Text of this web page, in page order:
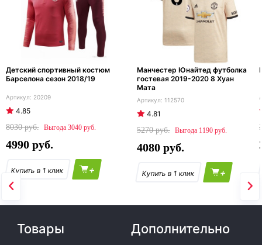
Детский спортивный костюм
Барселона сезон 2018/19
20209
4.85
8030
3040
4990
+
Манчестер Юнайтед футболка
гостевая 2019-2020 8 Хуан
Мата
112570
4.81
5270
1190
4080
+
Товары Дополнительно